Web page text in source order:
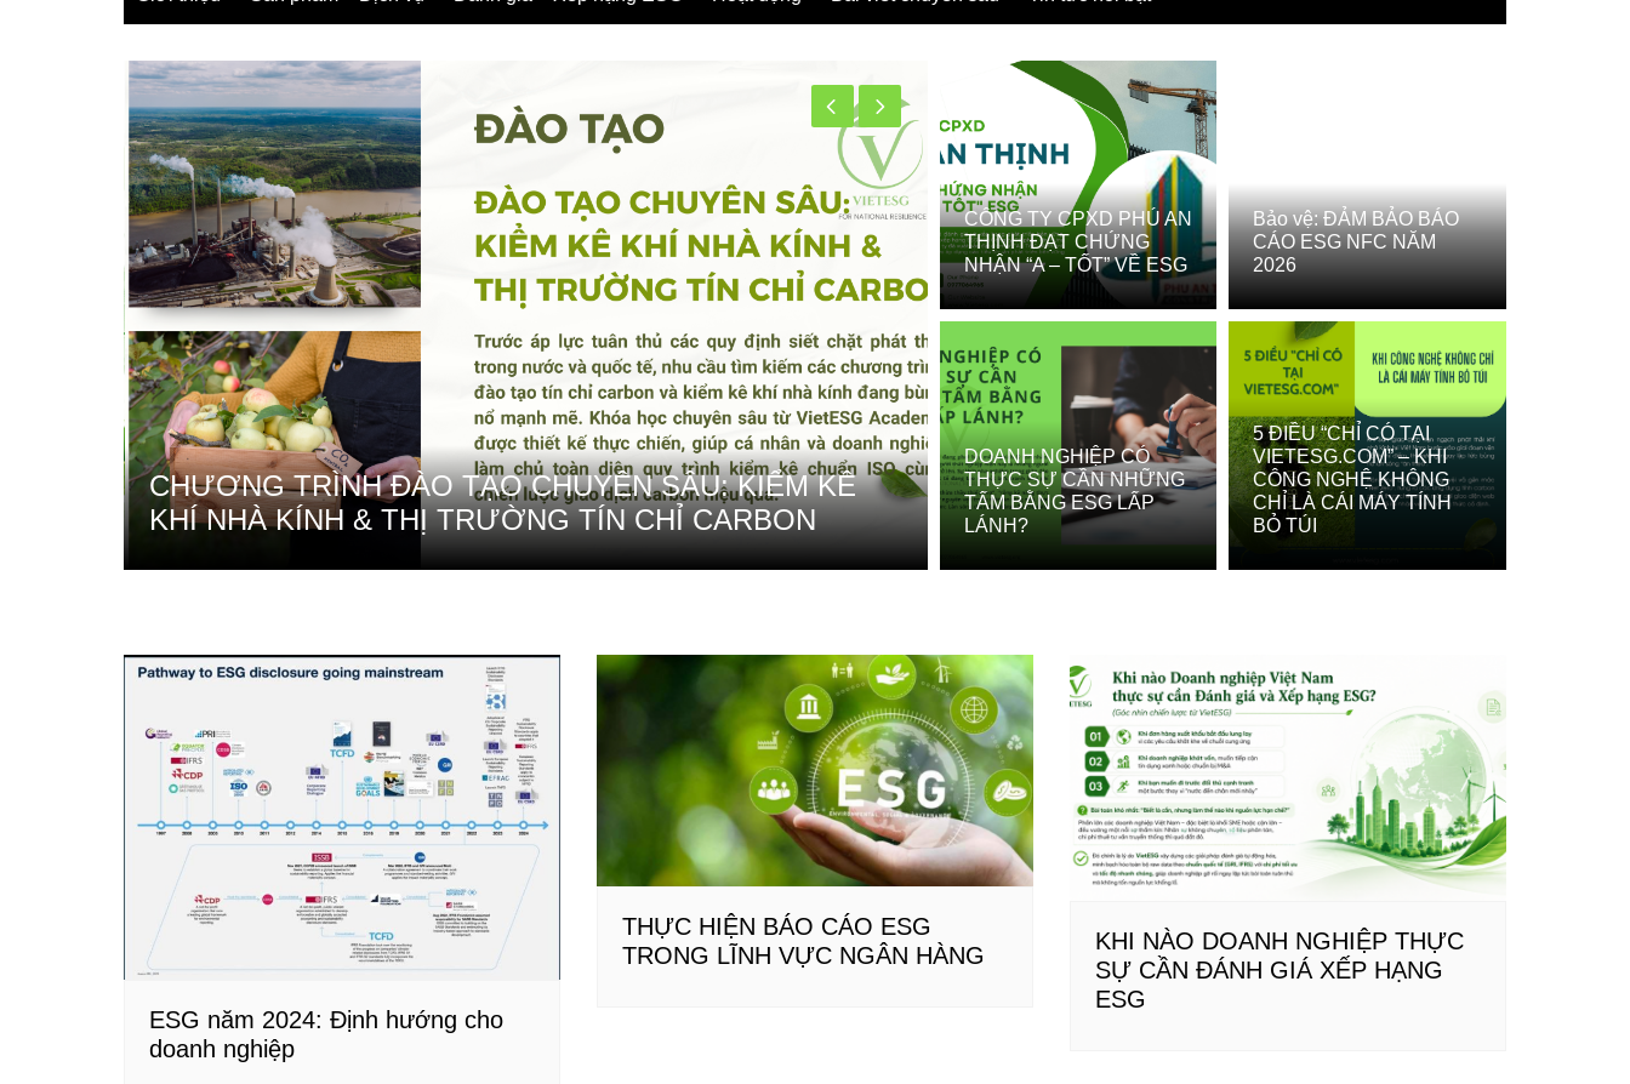
CHƯƠNG TRÌNH ĐÀO TẠO CHUYÊN SÂU: KIỂM KÊ
KHÍ NHÀ KÍNH & THỊ TRƯỜNG TÍN CHỈ CARBON
QUYẾT ĐỊNH 1413/QĐ-TTG: BẢN LỀ CHIẾN
CỬA “DÒNG VỐN XANH”
CÔNG TY CPXD PHÚ AN
THỊNH ĐẠT CHỨNG
NHẬN “A – TỐT” VỀ ESG
Bảo vệ: ĐẢM BẢO BÁO
CÁO ESG NFC NĂM
2026
DOANH NGHIỆP CÓ
THỰC SỰ CẦN NHỮNG
TẤM BẰNG ESG LẤP
LÁNH?
5 ĐIỀU “CHỈ CÓ TẠI
VIETESG.COM” – KHI
CÔNG NGHỆ KHÔNG
CHỈ LÀ CÁI MÁY TÍNH
BỎ TÚI
ESG năm 2024: Định hướng cho
doanh nghiệp
THỰC HIỆN BÁO CÁO ESG
TRONG LĨNH VỰC NGÂN HÀNG
KHI NÀO DOANH NGHIỆP THỰC
SỰ CẦN ĐÁNH GIÁ XẾP HẠNG
ESG